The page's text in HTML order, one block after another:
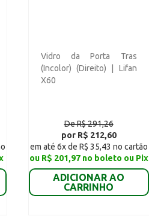
Vidro da Porta Tras
(Incolor) (Direito) | Lifan
X60
De R$ 291,26
por R$ 212,60
em até 6x de R$ 35,43 no cartão
ou R$ 201,97 no boleto ou Pix
ADICIONAR AO
CARRINHO